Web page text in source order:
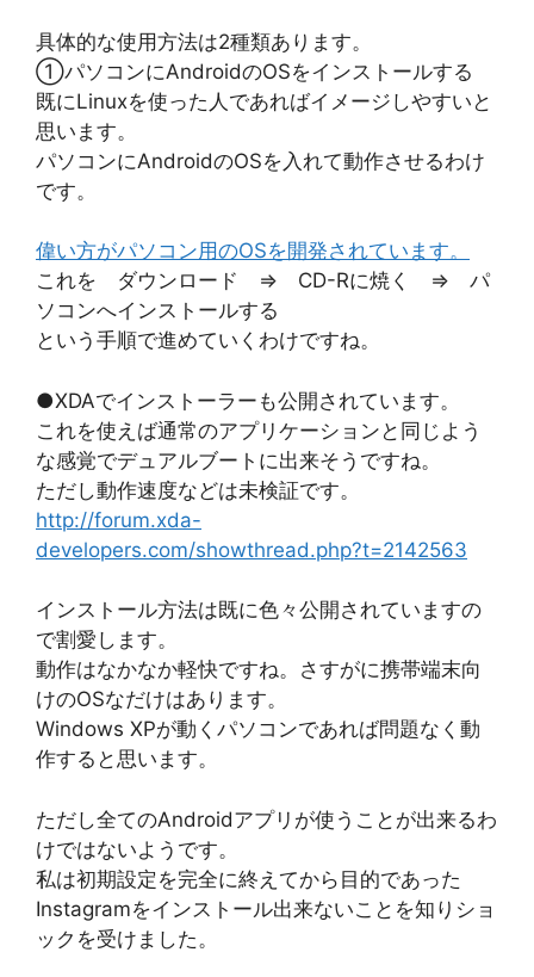
具体的な使用方法は2種類あります。
①パソコンにAndroidのOSをインストールする
既にLinuxを使った人であればイメージしやすいと
思います。
パソコンにAndroidのOSを入れて動作させるわけ
です。
偉い方がパソコン用のOSを開発されています。
これを ダウンロード ⇒ CD-Rに焼く ⇒ パ
ソコンへインストールする
という手順で進めていくわけですね。
●XDAでインストーラーも公開されています。
これを使えば通常のアプリケーションと同じよう
な感覚でデュアルブートに出来そうですね。
ただし動作速度などは未検証です。
http://forum.xda-
developers.com/showthread.php?t=2142563
インストール方法は既に色々公開されていますの
で割愛します。
動作はなかなか軽快ですね。さすがに携帯端末向
けのOSなだけはあります。
Windows XPが動くパソコンであれば問題なく動
作すると思います。
ただし全てのAndroidアプリが使うことが出来るわ
けではないようです。
私は初期設定を完全に終えてから目的であった
Instagramをインストール出来ないことを知りショ
ックを受けました。